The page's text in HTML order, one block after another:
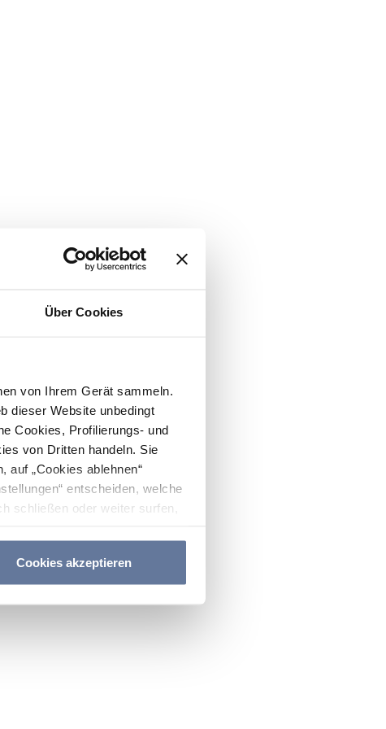
Über Cookies
von Ihrem Gerät sammeln.
dieser Website unbedingt
Cookies, Profilierungs- und
von Dritten handeln. Sie
auf „Cookies ablehnen“
entscheiden, welche
schließen oder weiter surfen,
Cookies akzeptieren